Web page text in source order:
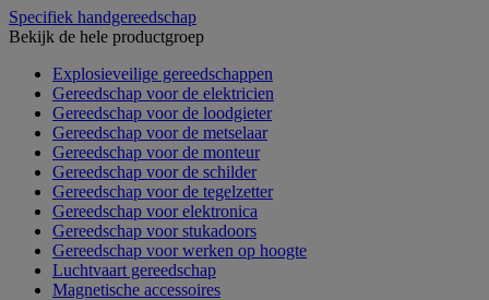
Specifiek handgereedschap
Bekijk de hele productgroep
Explosieveilige gereedschappen
Gereedschap voor de elektricien
Gereedschap voor de loodgieter
Gereedschap voor de metselaar
Gereedschap voor de monteur
Gereedschap voor de schilder
Gereedschap voor de tegelzetter
Gereedschap voor elektronica
Gereedschap voor stukadoors
Gereedschap voor werken op hoogte
Luchtvaart gereedschap
Magnetische accessoires